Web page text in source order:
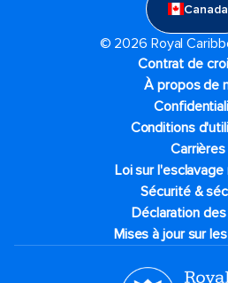
Canada
© 2026 Royal
Contrat de
À propos de
Conditions
Carrières
Loi sur
Sécurité &
Déclaration
Mises à jour sur